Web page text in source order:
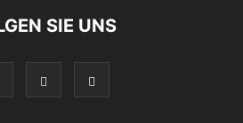
SIE UNS